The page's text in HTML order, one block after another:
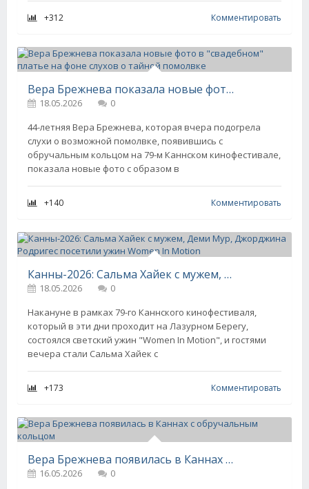
+312 Комментировать
Вера Брежнева показала новые фото в "свадебном" платье на фоне слухов о тайной помолвке
18.05.2026
0
44-летняя Вера Брежнева, которая вчера подогрела
слухи о возможной помолвке, появившись с
обручальным кольцом на 79-м Каннском кинофестивале,
показала новые фото с образом в
+140 Комментировать
Канны-2026: Сальма Хайек с мужем, Деми Мур, Джорджина Родригес посетили ужин Women In Motion
18.05.2026
0
Накануне в рамках 79-го Каннского кинофестиваля,
который в эти дни проходит на Лазурном Берегу,
состоялся светский ужин "Women In Motion", и гостями
вечера стали Сальма Хайек с
+173 Комментировать
Вера Брежнева появилась в Каннах с обручальным кольцом
16.05.2026
0